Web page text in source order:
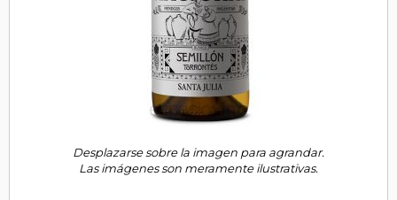
Desplazarse sobre la imagen para agrandar.
Las imágenes son meramente ilustrativas.